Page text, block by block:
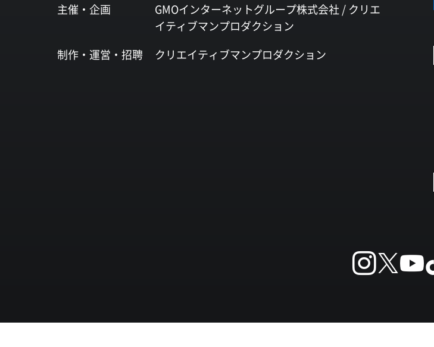
主催・企画
GMOインターネットグループ株式会社 / クリエ
イティブマンプロダクション
制作・運営・ 招聘 クリエイティブマンプロダクション